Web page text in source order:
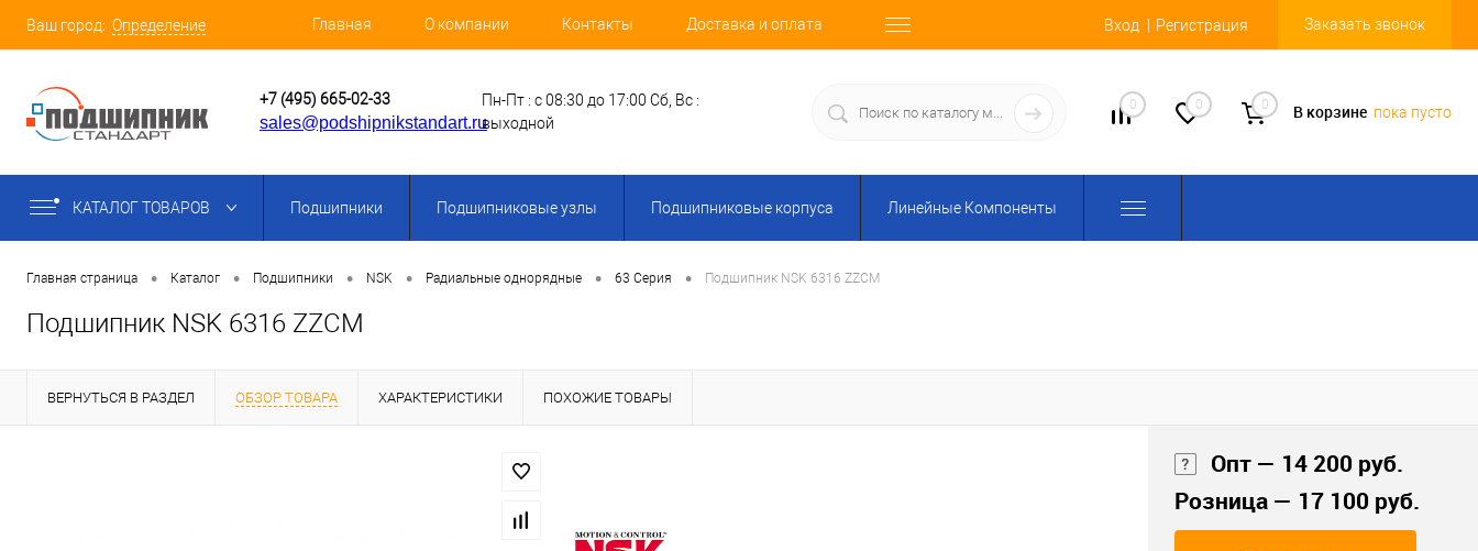
Ваш город: Определение Главная О компании Контакты Доставка и оплата Вход Регистрация Заказать звонок
+7 (495) 665-02-33
sales@podshipnikstandart.ru
Пн-Пт : с 08:30 до 17:00 Сб, Вс :
выходной
0 0 0 В корзине пока пусто
КАТАЛОГ ТОВАРОВ Подшипники Подшипниковые узлы Подшипниковые корпуса Линейные Компоненты
Главная страница • Каталог • Подшипники • NSK • Радиальные однорядные • 63 Серия • Подшипник NSK 6316 ZZCM
Подшипник NSK 6316 ZZCM
ВЕРНУТЬСЯ В РАЗДЕЛ ОБЗОР ТОВАРА ХАРАКТЕРИСТИКИ ПОХОЖИЕ ТОВАРЫ
Опт — 14 200 руб.
Розница — 17 100 руб.